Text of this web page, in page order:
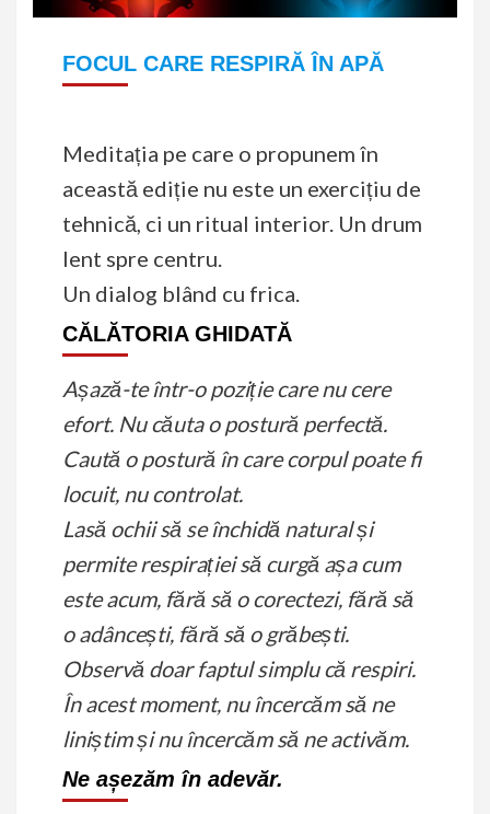
FOCUL CARE RESPIRĂ ÎN APĂ
Meditația pe care o propunem în
această ediție nu este un exercițiu de
tehnică, ci un ritual interior. Un drum
lent spre centru.
Un dialog blând cu frica.
CĂLĂTORIA GHIDATĂ
Așază-te într-o poziție care nu cere
efort. Nu căuta o postură perfectă.
Caută o postură în care corpul poate fi
locuit, nu controlat.
Lasă ochii să se închidă natural și
permite respirației să curgă așa cum
este acum, fără să o corectezi, fără să
o adâncești, fără să o grăbești.
Observă doar faptul simplu că respiri.
În acest moment, nu încercăm să ne
liniștimși nu încercăm să ne activăm.
Ne așezăm în adevăr.